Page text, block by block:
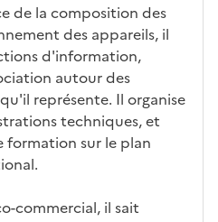
e
de la composition des
des appareils, il
d'information,
autour des
représente. Il organise
techniques, et
formation sur le plan
commercial, il sait